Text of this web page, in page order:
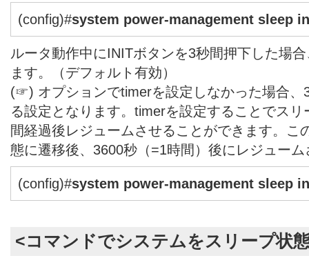
(config)#system power-management sleep
ルータ動作中にINITボタンを3秒間押下した場
ます。（デフォルト有効）
(☞) オプションでtimerを設定しなかった場合、
る設定となります。timerを設定することでス
間経過後レジュームさせることができます。こ
態に遷移後、3600秒（=1時間）後にレジュー
(config)#system power-management sleep
<コマンドでシステムをスリープ状